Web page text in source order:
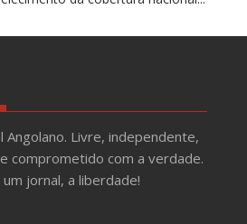
Angolano. Livre, independente,
comprometido com a verdade.
jornal, a liberdade!